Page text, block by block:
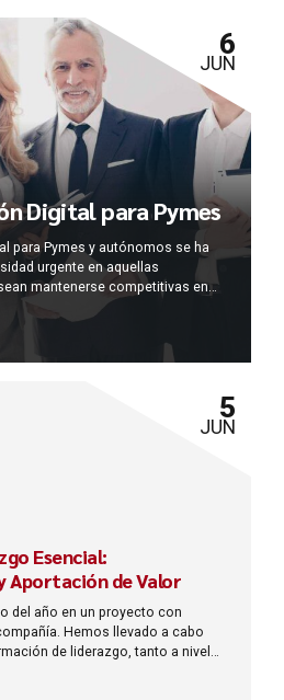
6
JUN
Digital para Pymes
para Pymes y autónomos se ha
urgente en aquellas
mantenerse competitivas en
proceso implica la integración de
las áreas de un negocio,
y cómo ofrecen valor a sus
digital trata también de
5
JUN
Esencial:
Aportación de Valor
del año en un proyecto con
Hemos llevado a cabo
de liderazgo, tanto a nivel
Liderazgo Esencial. El